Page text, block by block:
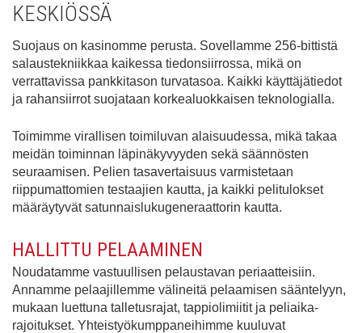
KESKIÖSSÄ
Suojaus on kasinomme perusta. Sovellamme 256-bittistä
salaustekniikkaa kaikessa tiedonsiirrossa, mikä on
verrattavissa pankkitason turvatasoa. Kaikki käyttäjätiedot
ja rahansiirrot suojataan korkealuokkaisen teknologialla.
Toimimme virallisen toimiluvan alaisuudessa, mikä takaa
meidän toiminnan läpinäkyvyyden sekä säännösten
seuraamisen. Pelien tasavertaisuus varmistetaan
riippumattomien testaajien kautta, ja kaikki pelitulokset
määräytyvät satunnaislukugeneraattorin kautta.
HALLITTU PELAAMINEN
Noudatamme vastuullisen pelaustavan periaatteisiin.
Annamme pelaajillemme välineitä pelaamisen sääntelyyn,
mukaan luettuna talletusrajat, tappiolimiitit ja peliaika-
rajoitukset. Yhteistyökumppaneihimme kuuluvat